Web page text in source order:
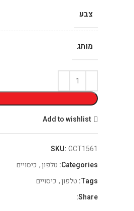
צבע
מותג
Add to wishlist
SKU:GCT1561
Categories: טלפון, כיסויים
Tags: טלפון, כיסויים
Share: